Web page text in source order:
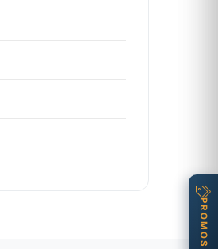
PROMOS